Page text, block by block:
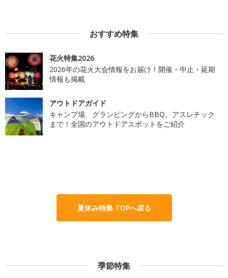
おすすめ特集
花火特集2026
2026年の花火大会情報をお届け！開催・中止・延期
情報も掲載
アウトドアガイド
キャンプ場、グランピングからBBQ、アスレチック
まで！全国のアウトドアスポットをご紹介
夏休み特集 TOPへ戻る
季節特集